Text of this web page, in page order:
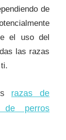
de
el uso del
las razas
razas de
de perros